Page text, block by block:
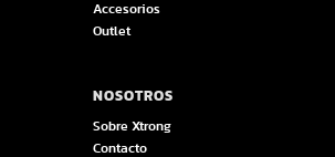
Accesorios
Outlet
NOSOTROS
Sobre Xtrong
Contacto